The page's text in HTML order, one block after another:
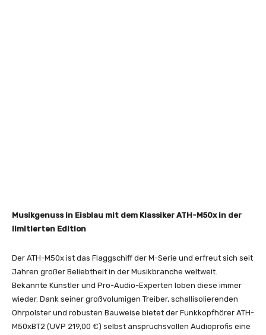
Musikgenuss in Eisblau mit dem Klassiker ATH-M50x in der
limitierten Edition
Der ATH-M50x ist das Flaggschiff der M-Serie und erfreut sich seit
Jahren großer Beliebtheit in der Musikbranche weltweit.
Bekannte Künstler und Pro-Audio-Experten loben diese immer
wieder. Dank seiner großvolumigen Treiber, schallisolierenden
Ohrpolster und robusten Bauweise bietet der Funkkopfhörer ATH-
M50xBT2 (UVP 219,00 €) selbst anspruchsvollen Audioprofis eine